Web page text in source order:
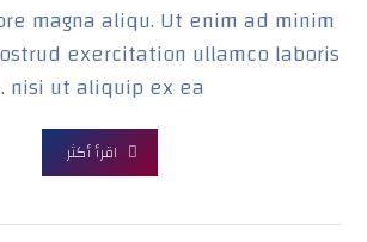
magna aliqu. Ut enim ad minim
exercitation ullamco laboris
nisi ut aliquip ex ea ...
اقرأ أكثر